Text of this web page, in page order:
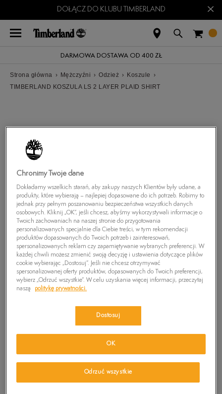
DOŁĄCZ DO KLUBU TIMBERLAND ×
DARMOWA DOSTAWA OD 400 ZŁ
Strona główna › Mężczyźni › Odzież › Koszule ›
TIMBERLAND KOSZULA LS 2 LAYER PLAID SHIRT
Chronimy Twoje dane
Dokładamy wszelkich starań, aby zakupy naszych Klientów były udane, a
produkty, które wybierają – najlepiej dopasowane do ich potrzeb. Robimy to
jednak przy pełnym poszanowaniu bezpieczeństwa wszystkich danych
osobowych. Kliknij „OK”, jeśli chcesz, abyśmy wykorzystywali informacje o
Twoich zachowaniach na naszej stronie do przygotowania
personalizowanych specjalnie dla Ciebie treści, w tym rekomendacji
produktów dopasowanych do Twoich potrzeb i zainteresowań,
spersonalizowanych reklam czy zapamiętywanie wybranych preferencji. W
każdej chwili możesz zmienić swoją decyzję i ustawienia dotyczące plików
cookie wybierając „Dostosuj”. Jeśli nie chcesz otrzymywać
spersonalizowanej oferty produktów, dopasowanych do Twoich preferencji,
wybierz „Odrzuć wszystkie”. W celu uzyskania więcej informacji, przeczytaj
naszą
politykę prywatności.
Dostosuj
Odrzuć wszystkie
OK